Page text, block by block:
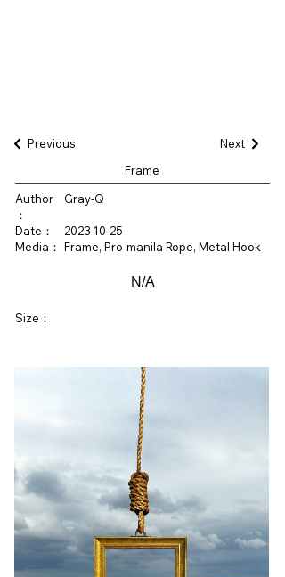
Previous
Next
Frame
Author
：
Gray-Q
Date：
2023-10-25
Media： Frame, Pro-manila Rope, Metal Hook
N/A
Size：